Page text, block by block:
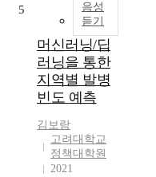
음성
듣기
5
머신러닝/딥
러닝을 통한
지역별 발병
빈도 예측
김보람
고려대학교
정책대학원
2021